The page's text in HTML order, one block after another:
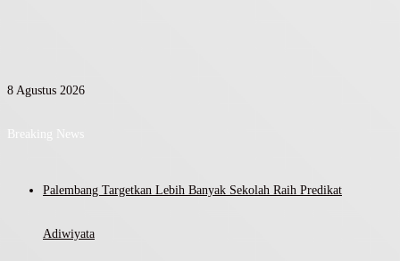
8 Agustus 2026
Breaking News
Palembang Targetkan Lebih Banyak Sekolah Raih Predikat
Adiwiyata